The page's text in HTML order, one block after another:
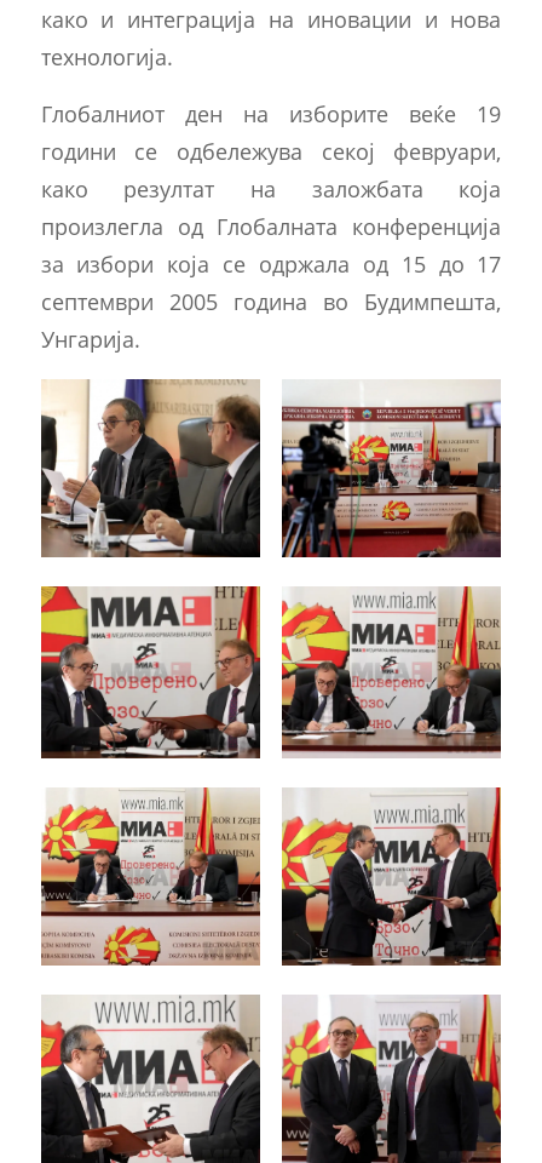
како и интеграција на иновации и нова
технологија.
Глобалниот ден на изборите веќе 19
години се одбележува секој февруари,
како резултат на заложбата која
произлегла од Глобалната конференција
за избори која се одржала од 15 до 17
септември 2005 година во Будимпешта,
Унгарија.